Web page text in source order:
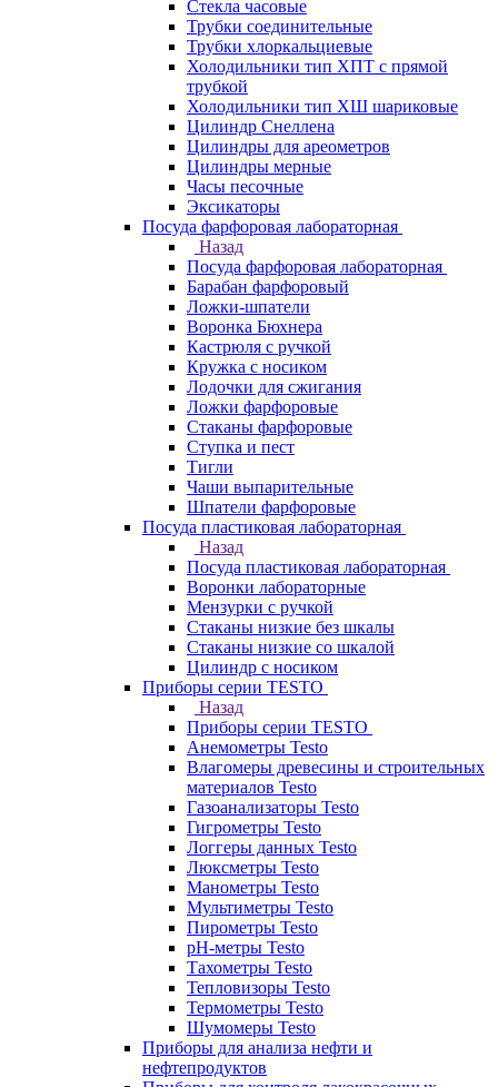
Стекла часовые
Трубки соединительные
Трубки хлоркальциевые
Холодильники тип ХПТ с прямой
трубкой
Холодильники тип ХШ шариковые
Цилиндр Снеллена
Цилиндры для ареометров
Цилиндры мерные
Часы песочные
Эксикаторы
Посуда фарфоровая лабораторная
Назад
Посуда фарфоровая лабораторная
Барабан фарфоровый
Ложки-шпатели
Воронка Бюхнера
Кастрюля с ручкой
Кружка с носиком
Лодочки для сжигания
Ложки фарфоровые
Стаканы фарфоровые
Ступка и пест
Тигли
Чаши выпарительные
Шпатели фарфоровые
Посуда пластиковая лабораторная
Назад
Посуда пластиковая лабораторная
Воронки лабораторные
Мензурки с ручкой
Стаканы низкие без шкалы
Стаканы низкие со шкалой
Цилиндр с носиком
Приборы серии TESTO
Назад
Приборы серии TESTO
Анемометры Testo
Влагомеры древесины и строительных
материалов Testo
Газоанализаторы Testo
Гигрометры Testo
Логгеры данных Testo
Люксметры Testo
Манометры Testo
Мультиметры Testo
Пирометры Testo
pH-метры Testo
Тахометры Testo
Тепловизоры Testo
Термометры Testo
Шумомеры Testo
Приборы для анализа нефти и
нефтепродуктов